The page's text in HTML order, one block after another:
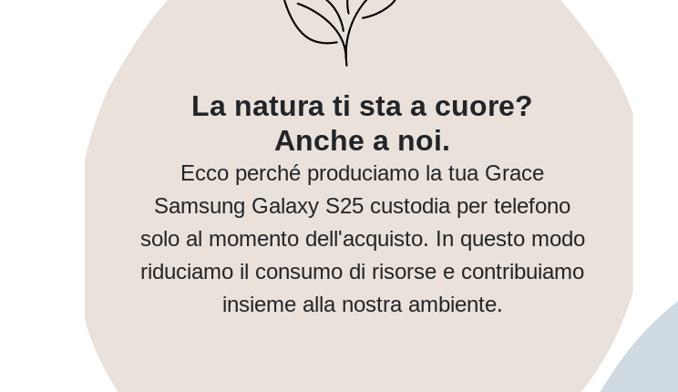
La natura ti sta a cuore?
Anche a noi.
Ecco perché produciamo la tua Grace
Samsung Galaxy S25 custodia per telefono
solo al momento dell'acquisto. In questo modo
riduciamo il consumo di risorse e contribuiamo
insieme alla nostra ambiente.